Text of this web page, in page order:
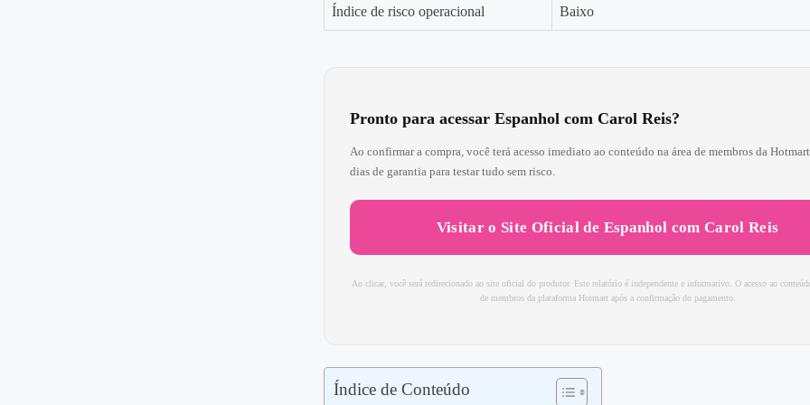
Índice de risco operacional Baixo
Pronto para acessar Espanhol com Carol Reis?
Ao confirmar a compra, você terá acesso imediato ao conteúdo na área de membros da
dias de garantia para testar tudo sem risco.
Visitar o Site Oficial de Espanhol com Carol Reis
Ao clicar, você será redirecionado ao site oficial do produtor. Este relatório é independente e informativo. O acesso ao
de membros da plataforma Hotmart após a confirmação do pagamento.
Índice de Conteúdo